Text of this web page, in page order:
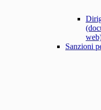
Sanzioni